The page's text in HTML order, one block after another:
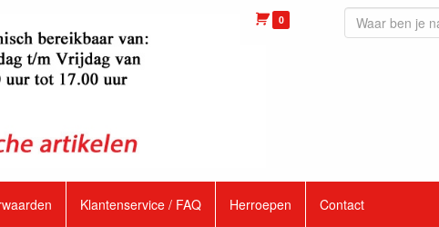
0
Klantenservice / FAQ Herroepen Contact